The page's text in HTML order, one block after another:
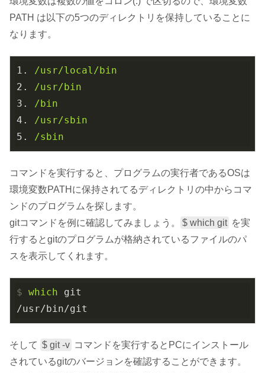
PATH は以下の5つのディレクトリを保持していることに
なります。
1. /usr/local/bin
2. /usr/bin
3. /bin
4. /usr/sbin
5. /sbin
コマンドを実行すると、プログラムの実行者であるOSは
環境変数PATHに保持されてるディレクトリの中からコマ
ンドのプログラムを探します。
gitコマンドを例に確認してみましょう。
$ which git を実
行するとgitのプログラムが格納されているファイルのパ
スを表示してくれます。
$ which git
/usr/bin/git
そして $ git -v コマンドを実行するとPCにインストール
されているgitのバージョンを確認することができます。